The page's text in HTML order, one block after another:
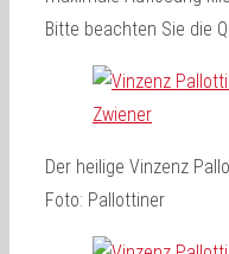
Bitte beachten Sie die
Der heilige Vinzenz
Foto: Pallottiner